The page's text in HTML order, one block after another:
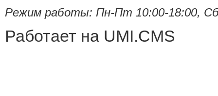
Режим работы: Пн-Пт 10:00-18:00,
Работает на UMI.CMS